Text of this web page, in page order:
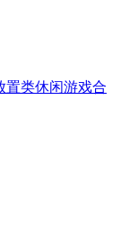
置类休闲游戏合